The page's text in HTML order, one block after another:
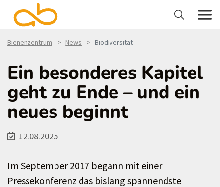
Bienenzentrum News Biodiversität
Ein besonderes Kapitel
geht zu Ende – und ein
neues beginnt
12.08.2025
Im September 2017 begann mit einer
Pressekonferenz das bislang spannendste